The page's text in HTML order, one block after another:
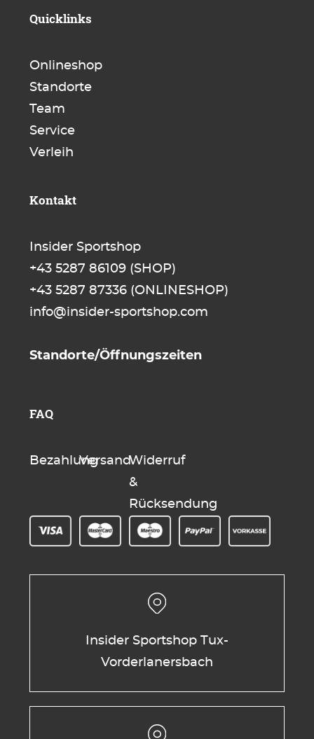
Quicklinks
Onlineshop
Standorte
Team
Service
Verleih
Kontakt
Insider Sportshop
+43 5287 86109 (SHOP)
+43 5287 87336 (ONLINESHOP)
info@insider-sportshop.com
Standorte/Öffnungszeiten
FAQ
BezahlungVersandWiderruf
&
Rücksendung
Insider Sportshop Tux-
Vorderlanersbach